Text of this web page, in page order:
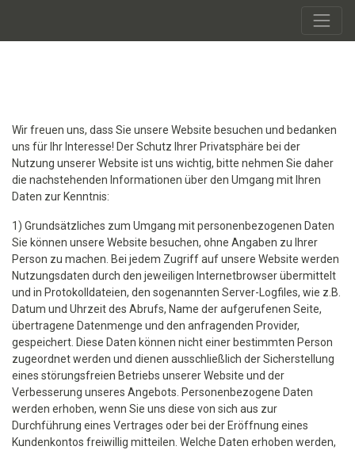
Wir freuen uns, dass Sie unsere Website besuchen und bedanken
uns für Ihr Interesse! Der Schutz Ihrer Privatsphäre bei der
Nutzung unserer Website ist uns wichtig, bitte nehmen Sie daher
die nachstehenden Informationen über den Umgang mit Ihren
Daten zur Kenntnis:
1) Grundsätzliches zum Umgang mit personenbezogenen Daten
Sie können unsere Website besuchen, ohne Angaben zu Ihrer
Person zu machen. Bei jedem Zugriff auf unsere Website werden
Nutzungsdaten durch den jeweiligen Internetbrowser übermittelt
und in Protokolldateien, den sogenannten Server-Logfiles, wie z.B.
Datum und Uhrzeit des Abrufs, Name der aufgerufenen Seite,
übertragene Datenmenge und den anfragenden Provider,
gespeichert. Diese Daten können nicht einer bestimmten Person
zugeordnet werden und dienen ausschließlich der Sicherstellung
eines störungsfreien Betriebs unserer Website und der
Verbesserung unseres Angebots. Personenbezogene Daten
werden erhoben, wenn Sie uns diese von sich aus zur
Durchführung eines Vertrages oder bei der Eröffnung eines
Kundenkontos freiwillig mitteilen. Welche Daten erhoben werden,